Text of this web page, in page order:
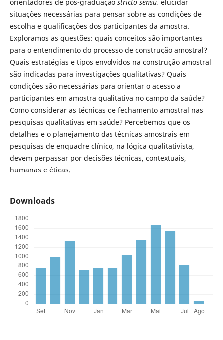
orientadores de pós-graduação stricto sensu, elucidar
situações necessárias para pensar sobre as condições de
escolha e qualificações dos participantes da amostra.
Exploramos as questões: quais conceitos são importantes
para o entendimento do processo de construção amostral?
Quais estratégias e tipos envolvidos na construção amostral
são indicadas para investigações qualitativas? Quais
condições são necessárias para orientar o acesso a
participantes em amostra qualitativa no campo da saúde?
Como considerar as técnicas de fechamento amostral nas
pesquisas qualitativas em saúde? Percebemos que os
detalhes e o planejamento das técnicas amostrais em
pesquisas de enquadre clínico, na lógica qualitativista,
devem perpassar por decisões técnicas, contextuais,
humanas e éticas.
Downloads